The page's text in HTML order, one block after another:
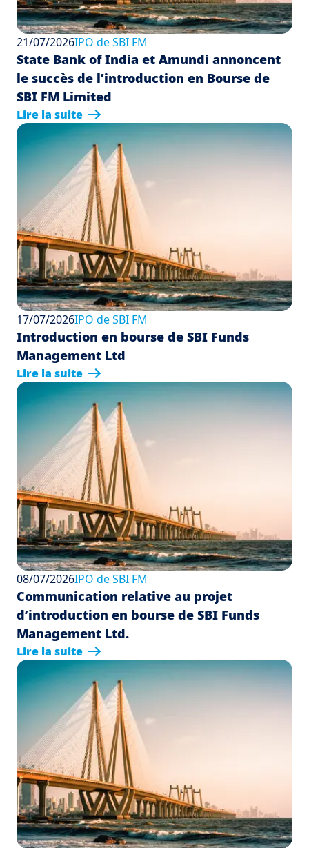
21/07/2026IPO de SBI FM
State Bank of India et Amundi annoncent
le succès de l’introduction en Bourse de
SBI FM Limited
Lire la suite
17/07/2026IPO de SBI FM
Introduction en bourse de SBI Funds
Management Ltd
Lire la suite
08/07/2026IPO de SBI FM
Communication relative au projet
d’introduction en bourse de SBI Funds
Management Ltd.
Lire la suite